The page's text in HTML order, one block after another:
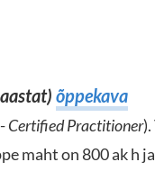
õppekava
-Certified Practitioner
maht on 800 ak h